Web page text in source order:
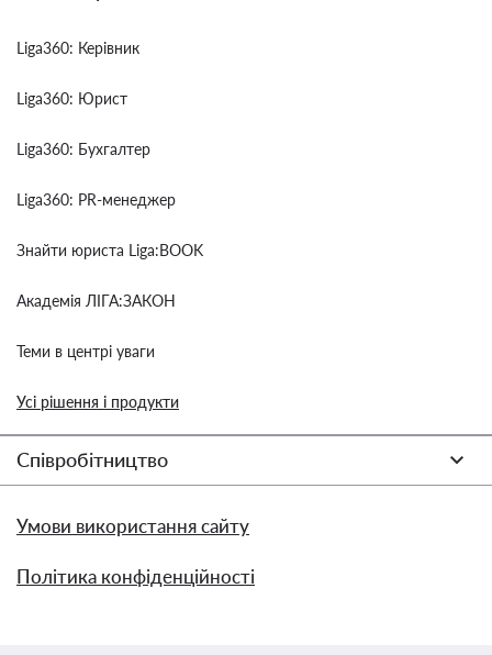
Liga360: Керівник
Liga360: Юрист
Liga360: Бухгалтер
Liga360: PR-менеджер
Знайти юриста Liga:BOOK
Академія ЛІГА:ЗАКОН
Теми в центрі уваги
Усі рішення і продукти
Співробітництво
Умови використання сайту
Політика конфіденційності